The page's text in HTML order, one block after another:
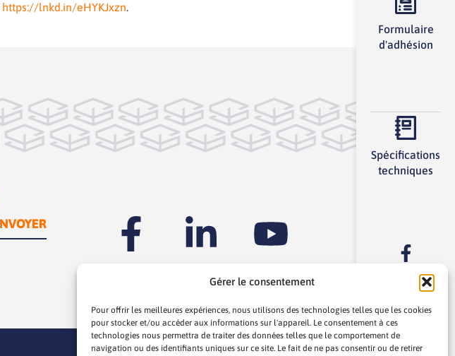
Gérer le consentement
Pour offrir les meilleures expériences, nous utilisons des technologies telles que les cookies
pour stocker et/ou accéder aux informations sur l'appareil. Le consentement à ces
technologies nous permettra de traiter des données telles que le comportement de
navigation ou des identifiants uniques sur ce site. Le fait de ne pas consentir ou de retirer
Formulaire
d'adhésion
Spécifications
techniques
https://lnkd.in/eHYKJxzn.